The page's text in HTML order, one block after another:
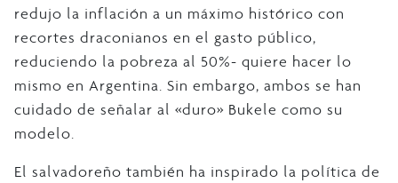
redujo la inflación a un máximo histórico con
recortes draconianos en el gasto público,
reduciendo la pobreza al 50%- quiere hacer lo
mismo en Argentina. Sin embargo, ambos se han
cuidado de señalar al «duro» Bukele como su
modelo.
El salvadoreño también ha inspirado la política de